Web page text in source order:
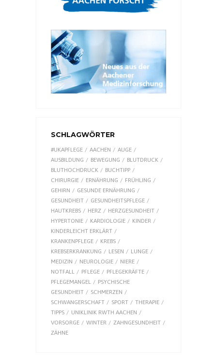
SCHLAGWÖRTER
#UKAPFLEGE AACHEN
AUGE
AUSBILDUNG
BEWEGUNG
BLUTDRUCK
BLUTHOCHDRUCK
BUCHTIPP
CHIRURGIE
ERNÄHRUNG
FRÜHLING
GEHIRN
GESUNDE ERNÄHRUNG
GESUNDHEIT
GESUNDHEITSPFLEGE
HAUTKREBS
HERZ
HERZGESUNDHEIT
HYPERTONIE
KARDIOLOGIE
KINDER
KINDERLEICHT ERKLÄRT
KRANKENPFLEGE
KREBS
KREBSERKRANKUNG
LESEN
LUNGE
MEDIZIN
NEUROLOGIE
NIERE
NOTFALL
PFLEGE
PFLEGEKRÄFTE
PFLEGEMANGEL
PSYCHISCHE
GESUNDHEIT
SCHMERZEN
SCHWANGERSCHAFT
SPORT
THERAPIE
TIPPS
UNIKLINIK RWTH AACHEN
VORSORGE
WINTER
ZAHNGESUNDHEIT
ZÄHNE